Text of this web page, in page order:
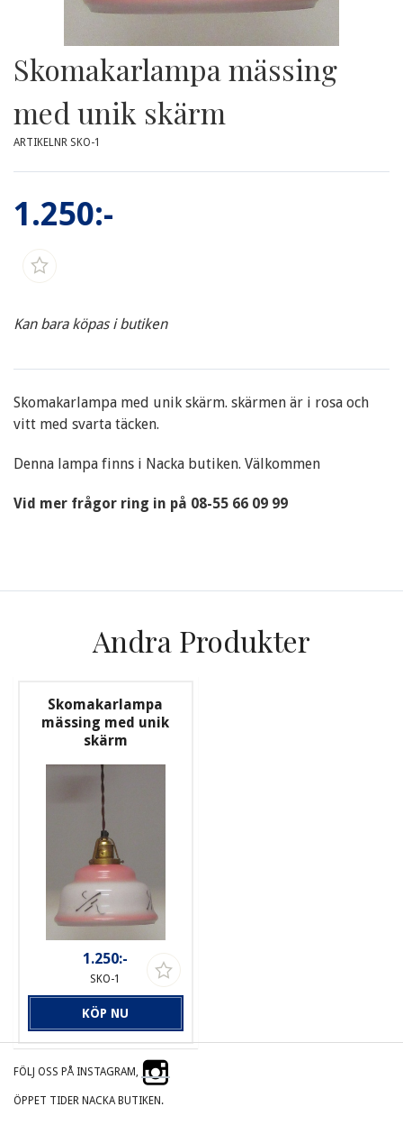
Skomakarlampa mässing
med unik skärm
ARTIKELNR SKO-1
1.250:-
Kan bara köpas i butiken
Skomakarlampa med unik skärm. skärmen är i rosa och
vitt med svarta täcken.
Denna lampa finns i Nacka butiken. Välkommen
Vid mer frågor ring in på 08-55 66 09 99
Andra Produkter
Skomakarlampa
mässing med unik
skärm
1.250:-
SKO-1
KÖP NU
FÖLJ OSS PÅ INSTAGRAM,
ÖPPET TIDER NACKA BUTIKEN.